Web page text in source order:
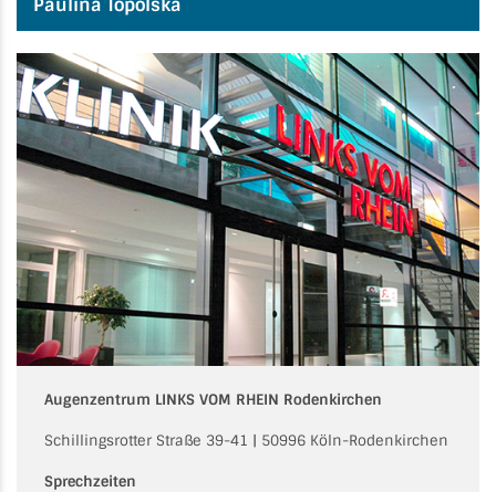
Paulina Topolska
Augenzentrum LINKS VOM RHEIN Rodenkirchen
Schillingsrotter Straße 39-41 | 50996 Köln-Rodenkirchen
Sprechzeiten